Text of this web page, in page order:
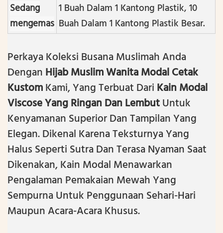
Sedang
mengemas
1 Buah Dalam 1 Kantong Plastik, 10
Buah Dalam 1 Kantong Plastik Besar.
Perkaya Koleksi Busana Muslimah Anda
Dengan Hijab Muslim Wanita Modal Cetak
KustomKami, Yang Terbuat Dari Kain Modal
Viscose Yang Ringan Dan LembutUntuk
Kenyamanan Superior Dan Tampilan Yang
Elegan. Dikenal Karena Teksturnya Yang
Halus Seperti Sutra Dan Terasa Nyaman Saat
Dikenakan, Kain Modal Menawarkan
Pengalaman Pemakaian Mewah Yang
Sempurna Untuk Penggunaan Sehari-Hari
Maupun Acara-Acara Khusus.